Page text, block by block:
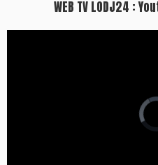
WEB TV LODJ24 :